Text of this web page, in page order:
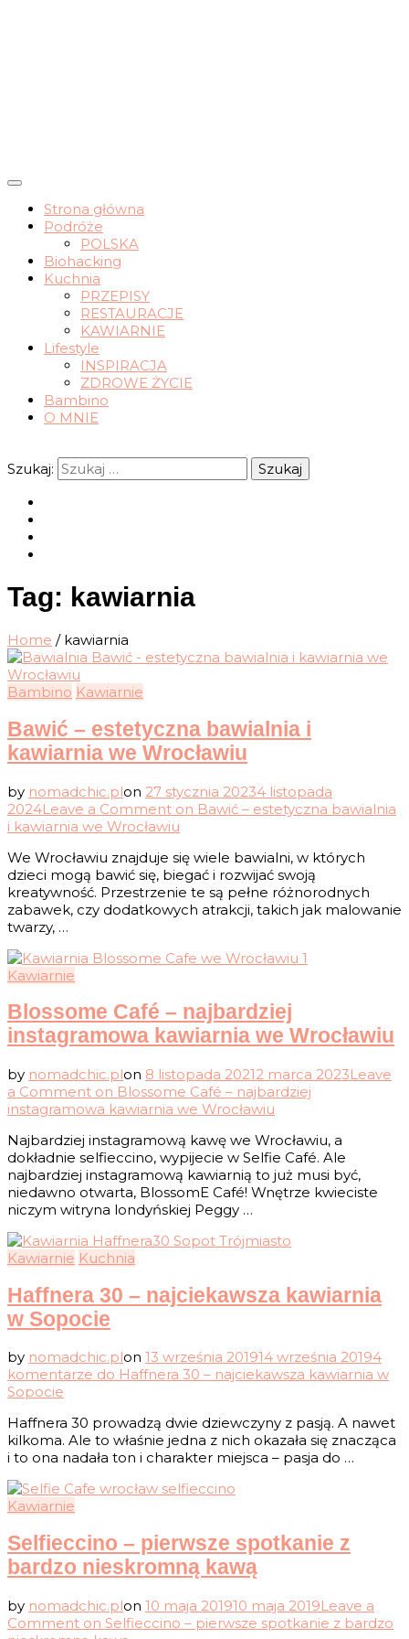
nomadchic.pl
wrocławskie życie slow
Strona główna
Podróże
POLSKA
Biohacking
Kuchnia
PRZEPISY
RESTAURACJE
KAWIARNIE
Lifestyle
INSPIRACJA
ZDROWE ŻYCIE
Bambino
O MNIE
Szukaj:
Tag: kawiarnia
Home / kawiarnia
Bambino Kawiarnie
Bawić – estetyczna bawialnia i
kawiarnia we Wrocławiu
by nomadchic.plon 27 stycznia 20234 listopada
2024Leave a Comment on Bawić – estetyczna bawialnia
i kawiarnia we Wrocławiu
We Wrocławiu znajduje się wiele bawialni, w których
dzieci mogą bawić się, biegać i rozwijać swoją
kreatywność. Przestrzenie te są pełne różnorodnych
zabawek, czy dodatkowych atrakcji, takich jak malowanie
twarzy, …
Kawiarnie
Blossome Café – najbardziej
instagramowa kawiarnia we Wrocławiu
by nomadchic.plon 8 listopada 20212 marca 2023Leave
a Comment on Blossome Café – najbardziej
instagramowa kawiarnia we Wrocławiu
Najbardziej instagramową kawę we Wrocławiu, a
dokładnie selfieccino, wypijecie w Selfie Café. Ale
najbardziej instagramową kawiarnią to już musi być,
niedawno otwarta, BlossomE Café! Wnętrze kwieciste
niczym witryna londyńskiej Peggy …
Kawiarnie Kuchnia
Haffnera 30 – najciekawsza kawiarnia
w Sopocie
by nomadchic.plon 13 września 201914 września 20194
komentarze do Haffnera 30 – najciekawsza kawiarnia w
Sopocie
Haffnera 30 prowadzą dwie dziewczyny z pasją. A nawet
kilkoma. Ale to właśnie jedna z nich okazała się znacząca
i to ona nadała ton i charakter miejsca – pasja do …
Kawiarnie
Selfieccino – pierwsze spotkanie z
bardzo nieskromną kawą
by nomadchic.plon 10 maja 201910 maja 2019Leave a
Comment on Selfieccino – pierwsze spotkanie z bardzo